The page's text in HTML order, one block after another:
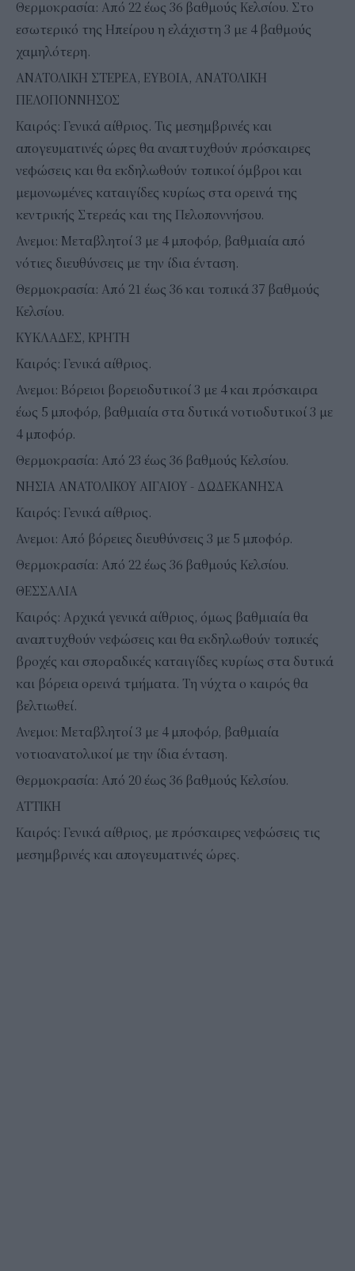
Θερμοκρασία: Από 22 έως 36 βαθμούς Κελσίου. Στο
εσωτερικό της Ηπείρου η ελάχιστη 3 με 4 βαθμούς
χαμηλότερη.
ΑΝΑΤΟΛΙΚΗ ΣΤΕΡΕΑ, ΕΥΒΟΙΑ, ΑΝΑΤΟΛΙΚΗ
ΠΕΛΟΠΟΝΝΗΣΟΣ
Καιρός: Γενικά αίθριος. Τις μεσημβρινές και
απογευματινές ώρες θα αναπτυχθούν πρόσκαιρες
νεφώσεις και θα εκδηλωθούν τοπικοί όμβροι και
μεμονωμένες καταιγίδες κυρίως στα ορεινά της
κεντρικής Στερεάς και της Πελοποννήσου.
Ανεμοι: Μεταβλητοί 3 με 4 μποφόρ, βαθμιαία από
νότιες διευθύνσεις με την ίδια ένταση.
Θερμοκρασία: Από 21 έως 36 και τοπικά 37 βαθμούς
Κελσίου.
ΚΥΚΛΑΔΕΣ, ΚΡΗΤΗ
Καιρός: Γενικά αίθριος.
Ανεμοι: Βόρειοι βορειοδυτικοί 3 με 4 και πρόσκαιρα
έως 5 μποφόρ, βαθμιαία στα δυτικά νοτιοδυτικοί 3 με
4 μποφόρ.
Θερμοκρασία: Από 23 έως 36 βαθμούς Κελσίου.
ΝΗΣΙΑ ΑΝΑΤΟΛΙΚΟΥ ΑΙΓΑΙΟΥ - ΔΩΔΕΚΑΝΗΣΑ
Καιρός: Γενικά αίθριος.
Ανεμοι: Από βόρειες διευθύνσεις 3 με 5 μποφόρ.
Θερμοκρασία: Από 22 έως 36 βαθμούς Κελσίου.
ΘΕΣΣΑΛΙΑ
Καιρός: Αρχικά γενικά αίθριος, όμως βαθμιαία θα
αναπτυχθούν νεφώσεις και θα εκδηλωθούν τοπικές
βροχές και σποραδικές καταιγίδες κυρίως στα δυτικά
και βόρεια ορεινά τμήματα. Τη νύχτα ο καιρός θα
βελτιωθεί.
Ανεμοι: Μεταβλητοί 3 με 4 μποφόρ, βαθμιαία
νοτιοανατολικοί με την ίδια ένταση.
Θερμοκρασία: Από 20 έως 36 βαθμούς Κελσίου.
ΑΤΤΙΚΗ
Καιρός: Γενικά αίθριος, με πρόσκαιρες νεφώσεις τις
μεσημβρινές και απογευματινές ώρες.